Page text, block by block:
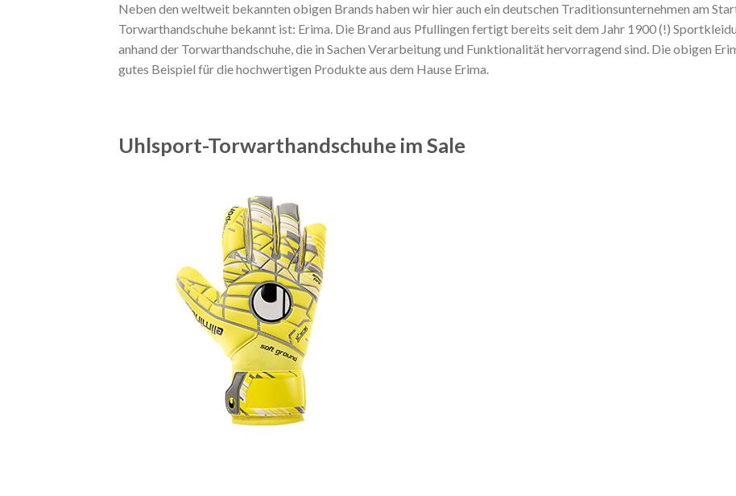
Neben den weltweit bekannten obigen Brands haben wir hier auch ein deutschen Traditionsunternehmen am
Torwarthandschuhe bekannt ist: Erima. Die Brand aus Pfullingen fertigt bereits seit dem Jahr 1900 (!)
anhand der Torwarthandschuhe, die in Sachen Verarbeitung und Funktionalität hervorragend sind. Die obigen
gutes Beispiel für die hochwertigen Produkte aus dem Hause Erima.
Uhlsport-Torwarthandschuhe im Sale